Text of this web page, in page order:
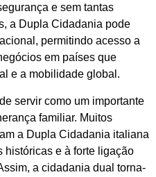
e sem tantas
a Dupla Cidadania pode
permitindo acesso a
em países que
e a mobilidade global.
servir como um importante
familiar. Muitos
a Dupla Cidadania italiana
históricas e à forte ligação
a cidadania dual torna-